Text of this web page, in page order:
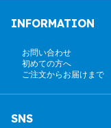
INFORMATION
お問い合わせ
初めての方へ
ご注文からお届けまで
SNS